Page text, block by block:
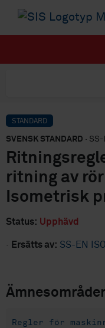
STANDARD
SVENSK STANDARD ·
ritning av
Isometrisk
Status: Upphävd
· Ersätts av: SS-EN
Regler för